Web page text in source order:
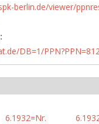
berlin.de/viewer/
DB=1/
6.1932=Nr.